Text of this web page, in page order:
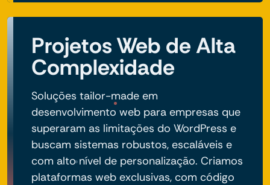
Projetos Web de Alta
Complexidade
Soluções tailor-made em
desenvolvimento web para empresas que
superaram as limitações do WordPress e
buscam sistemas robustos, escaláveis e
com alto nível de personalização. Criamos
plataformas web exclusivas, com código